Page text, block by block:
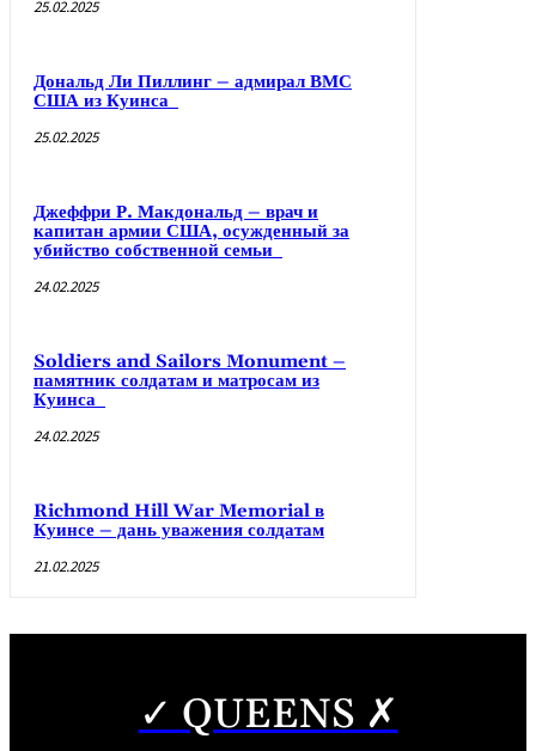
25.02.2025
Дональд Ли Пиллинг – адмирал ВМС
США из Куинса
25.02.2025
Джеффри Р. Макдональд – врач и
капитан армии США, осужденный за
убийство собственной семьи
24.02.2025
Soldiers and Sailors Monument –
памятник солдатам и матросам из
Куинса
24.02.2025
Richmond Hill War Memorial в
Куинсе – дань уважения солдатам
21.02.2025
✓ QUEENS ✗